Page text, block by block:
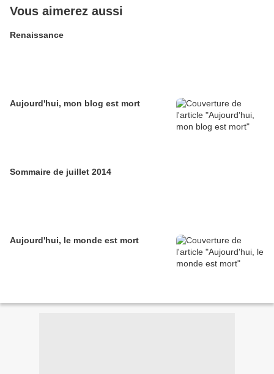
Vous aimerez aussi
Renaissance
Aujourd'hui, mon blog est mort
Sommaire de juillet 2014
Aujourd'hui, le monde est mort